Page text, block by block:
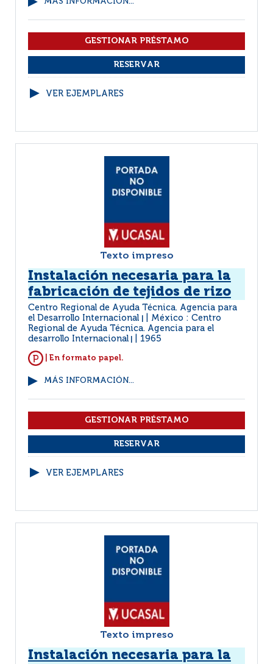
VER EJEMPLARES
Texto impreso
Instalación necesaria para la
fabricación de tejidos de rizo
Centro Regional de Ayuda Técnica. Agencia para
el Desarrollo Internacional
México : Centro
Regional de Ayuda Técnica. Agencia para el
desarrollo Internacional
1965
| En formato papel.
MÁS INFORMACIÓN...
VER EJEMPLARES
Texto impreso
Instalación necesaria para la